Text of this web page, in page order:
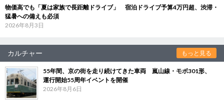
物価高でも「夏は家族で長距離ドライブ」 宿泊ドライブ予算4万円超、渋滞・
猛暑への備えも必須
2026年8月3日
カルチャー もっと見る
55年間、京の街を走り続けてきた車両 嵐山線・モボ301形、
運行開始55周年イベントを開催
2026年8月6日